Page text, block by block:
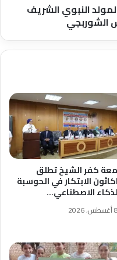
النبوي الشريف
الشوربجي
كفر الشيخ تطلق
الابتكار في الحوسبة
الاصطناعي…
8 أغسطس، 2026